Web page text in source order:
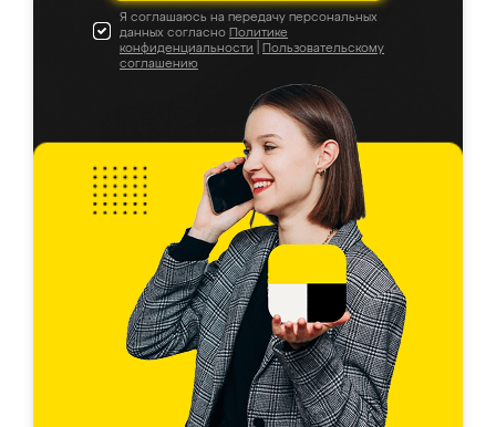
Я соглашаюсь на передачу персональных
данных согласно Политике
конфиденциальности
Пользовательскому
соглашению